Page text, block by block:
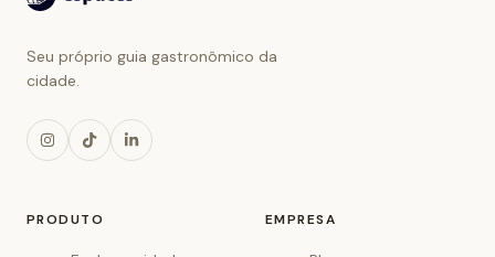
Seu próprio guia gastronômico da
cidade.
PRODUTO EMPRESA